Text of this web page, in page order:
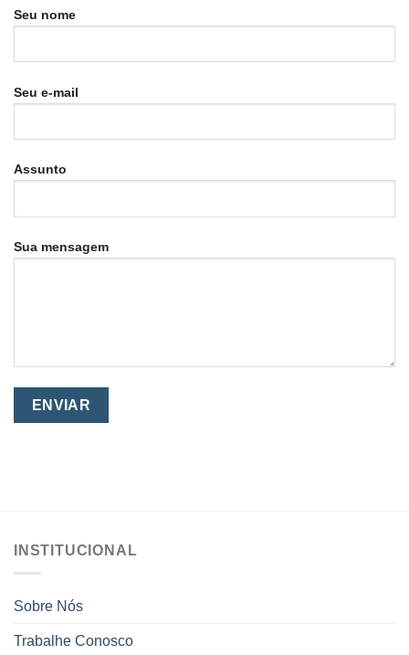
Seu nome
Seu e-mail
Assunto
Sua mensagem
INSTITUCIONAL
Sobre Nós
Trabalhe Conosco